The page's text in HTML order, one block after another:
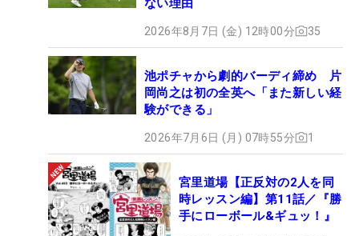
2026年8月7日 (金) 12時00分 35
池ポチャから劇的バーディ締め 片
岡尚之は初の全英へ「また新しい経
験ができる」
2026年7月6日 (月) 07時55分 1
宮里道場【正反対の2人を同
時レッスン編】第11話／『勝
手にローボール&ギュッ！』